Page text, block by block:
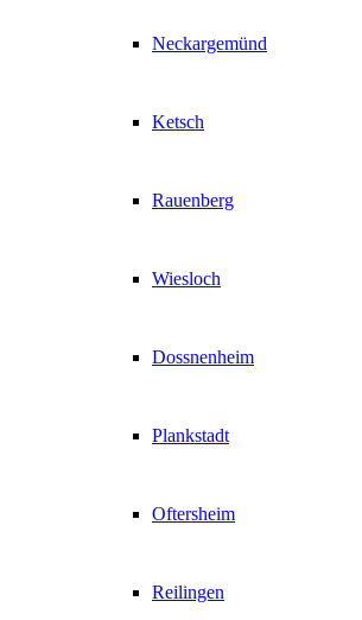
Neckargemünd
Ketsch
Rauenberg
Wiesloch
Dossnenheim
Plankstadt
Oftersheim
Reilingen